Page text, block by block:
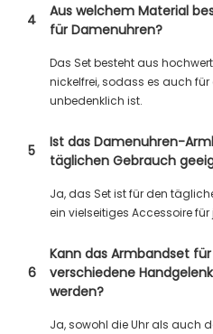
4
Aus welchem ​​Material
für Damenuhren?
Das Set besteht aus
nickelfrei, sodass es auch
unbedenklich ist.
5
Ist das Damenuhren-
täglichen Gebrauch
Ja, das Set ist für den
ein vielseitiges Accessoire für
6
Kann das Armbandset
verschiedene
werden?
Ja, sowohl die Uhr als auch